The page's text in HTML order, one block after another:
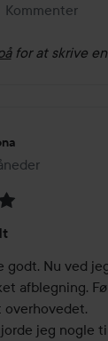
Kommenter
for at skrive
blev oprettet
godt. Nu ved
afblegning.
jeg nogle